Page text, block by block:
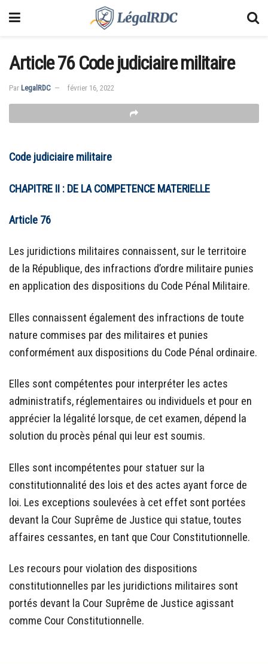
Article 76 Code judiciaire militaire
Par LegalRDC février 16, 2022
Code judiciaire militaire
CHAPITRE II : DE LA COMPETENCE MATERIELLE
Article 76
Les juridictions militaires connaissent, sur le territoire
de la République, des infractions d’ordre militaire punies
en application des dispositions du Code Pénal Militaire.
Elles connaissent également des infractions de toute
nature commises par des militaires et punies
conformément aux dispositions du Code Pénal ordinaire.
Elles sont compétentes pour interpréter les actes
administratifs, réglementaires ou individuels et pour en
apprécier la légalité lorsque, de cet examen, dépend la
solution du procès pénal qui leur est soumis.
Elles sont incompétentes pour statuer sur la
constitutionnalité des lois et des actes ayant force de
loi. Les exceptions soulevées à cet effet sont portées
devant la Cour Suprême de Justice qui statue, toutes
affaires cessantes, en tant que Cour Constitutionnelle.
Les recours pour violation des dispositions
constitutionnelles par les juridictions militaires sont
portés devant la Cour Suprême de Justice agissant
comme Cour Constitutionnelle.